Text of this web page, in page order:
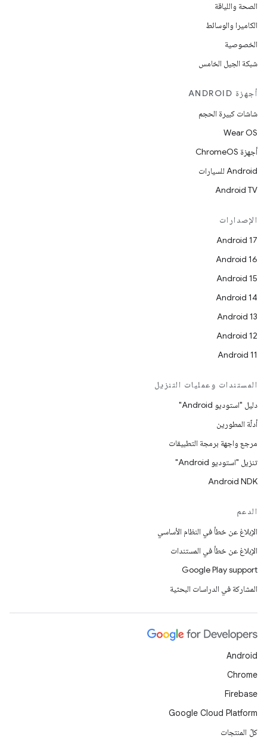
الصحة واللياقة
الكاميرا والوسائط
الخصوصية
شبكة الجيل الخامس
أجهزة ANDROID
شاشات كبيرة الحجم
Wear OS
أجهزة ChromeOS
Android للسيارات
Android TV
الإصدارات
Android 17
Android 16
Android 15
Android 14
Android 13
Android 12
Android 11
المستندات وعمليات التنزيل
دليل "استوديو Android"
أدلّة المطورين
مرجع واجهة برمجة التطبيقات
تنزيل "استوديو Android"
Android NDK
الدعم
الإبلاغ عن خطأ في النظام الأساسي
الإبلاغ عن خطأ في المستندات
Google Play support
المشاركة في الدراسات البحثية
Android
Chrome
Firebase
Google Cloud Platform
كلّ المنتجات